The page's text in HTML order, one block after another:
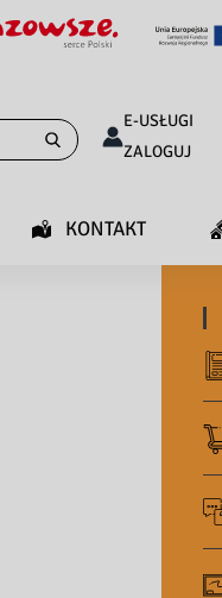
E-USŁUGI
ZALOGUJ
KONTAKT